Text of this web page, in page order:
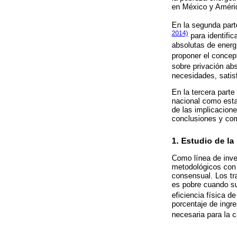
en México y
En la segunda
2014) para
absolutas de
proponer el
sobre privación
necesidades,
En la tercera
nacional como
de las
conclusiones y
1. Estudio de la
Como línea de
metodológicos
consensual. Los
es pobre cuando
eficiencia física de
porcentaje de
necesaria para la